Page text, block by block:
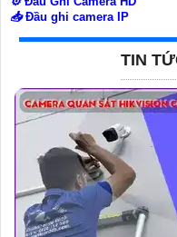
📥Đầu ghi camera IP
TIN